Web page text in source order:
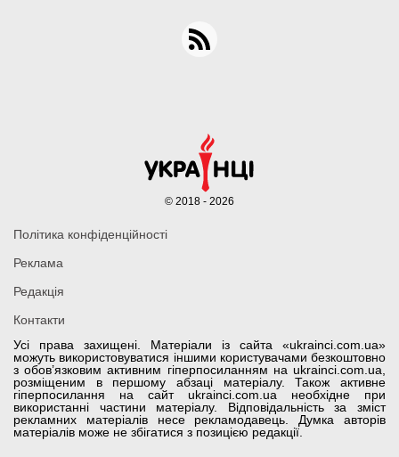
Усі права захищені. Матеріали із сайта «ukrainci.com.ua»
можуть використовуватися іншими користувачами безкоштовно
з обов’язковим активним гіперпосиланням на ukrainci.com.ua,
розміщеним в першому абзаці матеріалу. Також активне
гіперпосилання на сайт ukrainci.com.ua необхідне при
використанні частини матеріалу. Відповідальність за зміст
рекламних матеріалів несе рекламодавець. Думка авторів
матеріалів може не збігатися з позицією редакції.
Політика конфіденційності
Реклама
Редакція
Контакти
© 2018 - 2026